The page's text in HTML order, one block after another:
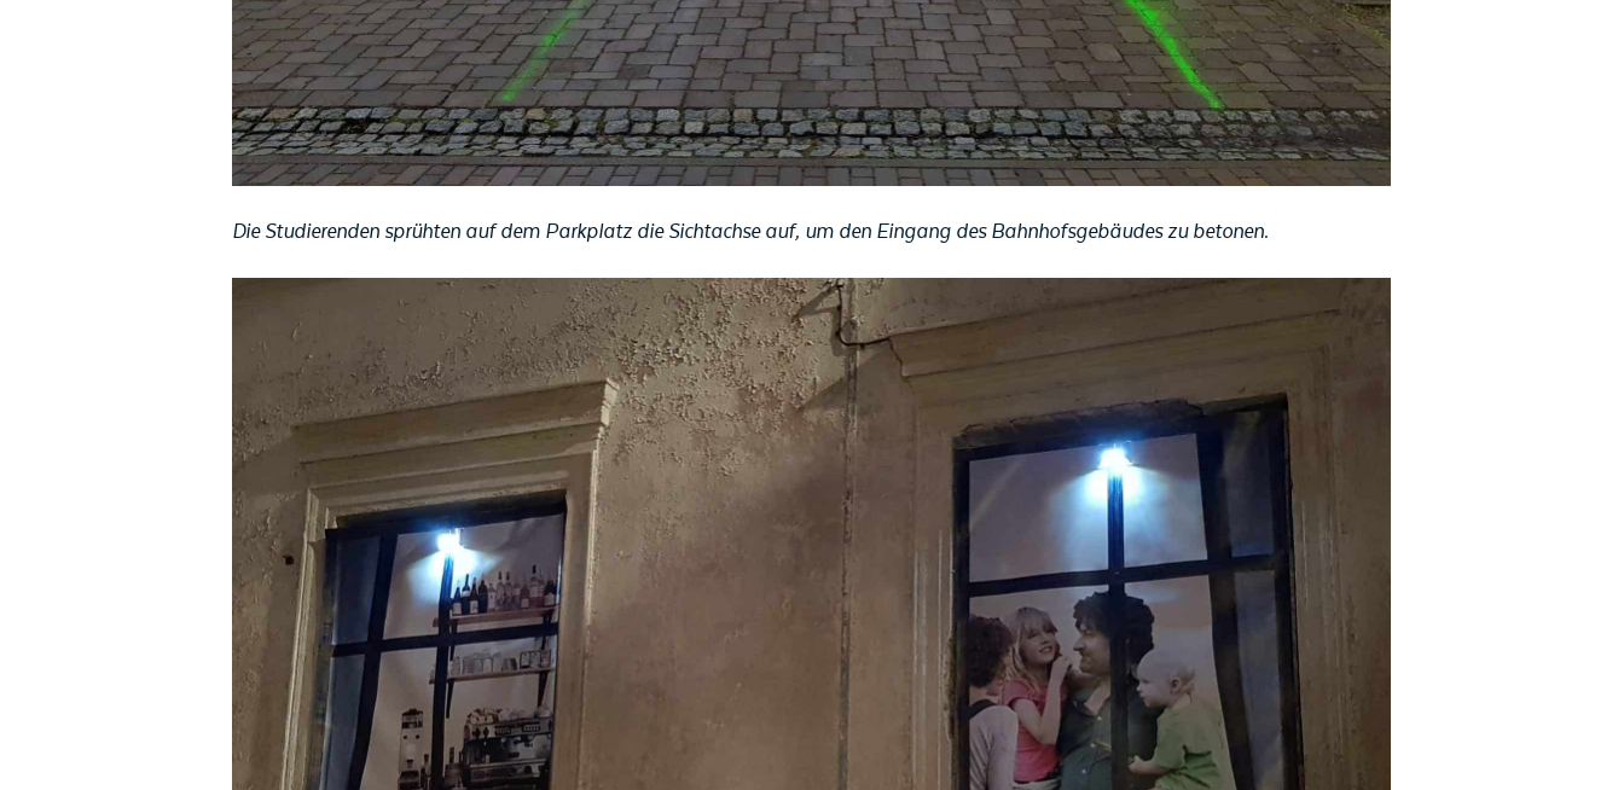
Die Studierenden sprühten auf dem Parkplatz die Sichtachse auf, um den Eingang des Bahnhofsgebäudes zu betonen.